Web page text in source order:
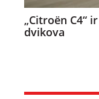
„Citroën C4“
dvikova